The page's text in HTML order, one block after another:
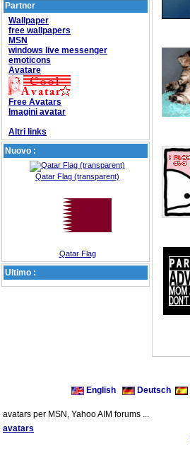
Partner
Wallpaper
free wallpapers
MSN
windows live messenger
emoticons
Avatare
Free Avatars
Imagini avatar
Altri links
Nuovo :
Qatar Flag (transparent)
Qatar Flag
Ultimo :
English Deutsch
avatars per MSN, Yahoo AIM forums ...
avatars